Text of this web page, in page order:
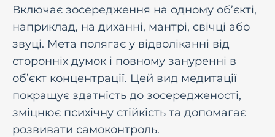
Включає зосередження на одному об’єкті,
наприклад, на диханні, мантрі, свічці або
звуці. Мета полягає у відволіканні від
сторонніх думок і повному зануренні в
об’єкт концентрації. Цей вид медитації
покращує здатність до зосередженості,
зміцнює психічну стійкість та допомагає
розвивати самоконтроль.